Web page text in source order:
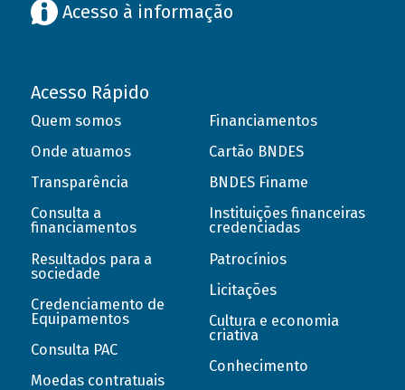
Acesso à informação
Acesso Rápido
Quem somos
Onde atuamos
Transparência
Consulta a
financiamentos
Resultados para a
sociedade
Credenciamento de
Equipamentos
Consulta PAC
Moedas contratuais
Financiamentos
Cartão BNDES
BNDES Finame
Instituições financeiras
credenciadas
Patrocínios
Licitações
Cultura e economia
criativa
Conhecimento